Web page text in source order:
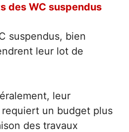
des WC suspendus
suspendus, bien
leur lot de
leur
un budget plus
des travaux